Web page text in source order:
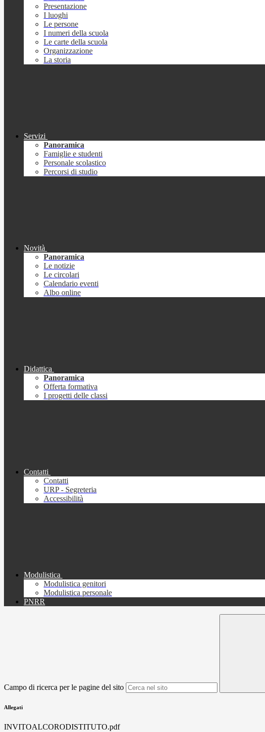
Presentazione
I luoghi
Le persone
I numeri della scuola
Le carte della scuola
Organizzazione
La storia
Servizi
Panoramica
Famiglie e studenti
Personale scolastico
Percorsi di studio
Novità
Panoramica
Le notizie
Le circolari
Calendario eventi
Albo online
Didattica
Panoramica
Offerta formativa
I progetti delle classi
Contatti
Contatti
URP - Segreteria
Accessibilità
Modulistica
Modulistica genitori
Modulistica personale
PNRR
Campo di ricerca per le pagine del sito
Allegati
INVITOALCORODISTITUTO.pdf